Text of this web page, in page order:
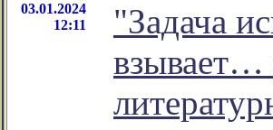
03.01.2024
12:11
"Задача
взывает…